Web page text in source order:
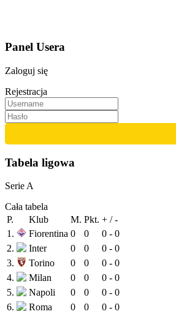
Panel Usera
Zaloguj się
Rejestracja
Tabela ligowa
Serie A
Cała tabela
P.
Klub M. Pkt. + / -
1.
Fiorentina 0 0
0 - 0
2.
Inter 0 0
0 - 0
3.
Torino 0 0
0 - 0
4.
Milan 0 0
0 - 0
5.
Napoli 0 0
0 - 0
6.
Roma 0 0
0 - 0